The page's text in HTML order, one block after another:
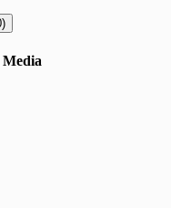
Media